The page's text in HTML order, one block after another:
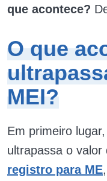
que acontece?
O que
MEI?
Em primeiro
ultrapassa o
registro para ME